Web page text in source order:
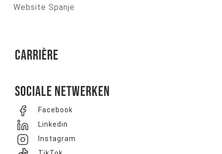
Website Spanje
Carrière
Sociale netwerken
Facebook
Linkedin
Instagram